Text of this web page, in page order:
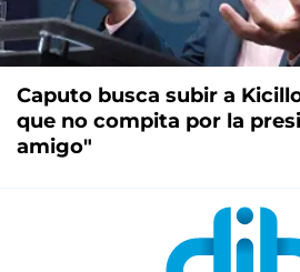
Caputo busca subir a
que no compita por la
amigo"